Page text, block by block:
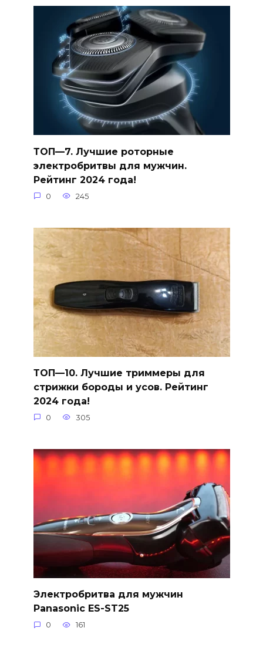
ТОП—7. Лучшие роторные
электробритвы для мужчин.
Рейтинг 2024 года!
0 245
ТОП—10. Лучшие триммеры для
стрижки бороды и усов. Рейтинг
2024 года!
0 305
Электробритва для мужчин
Panasonic ES-ST25
0 161